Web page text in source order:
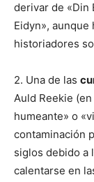
derivar de «Din
Eidyn»,
historiadores
2. Una de las
Auld Reekie
humeante» o
contaminación
siglos debido a
calentarse en